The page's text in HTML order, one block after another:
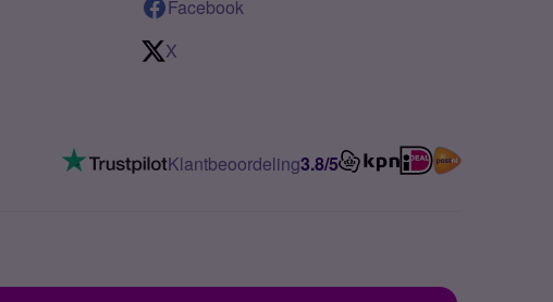
Facebook
X
Klantbeoordeling3.8/5